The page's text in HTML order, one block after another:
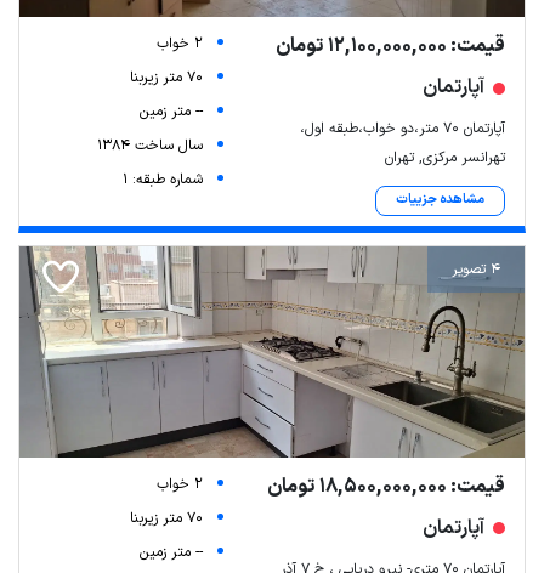
قیمت: 12,100,000,000 تومان
آپارتمان
آپارتمان ۷۰ متر،دو خواب،طبقه اول،
تهرانسر مرکزی, تهران
مشاهده جزییات
2 خواب
70 متر زیربنا
-- متر زمین
سال ساخت 1384
شماره طبقه: 1
4 تصویر
قیمت: 18,500,000,000 تومان
آپارتمان
2 خواب
70 متر زیربنا
-- متر زمین